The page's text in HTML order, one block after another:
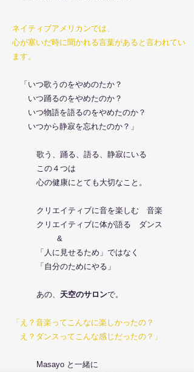
ネイティブアメリカンでは、
心が塞いだ時に聞かれる言葉があると言われてい
ます。
「いつ歌うのをやめのたか？
いつ踊るのをやめたのか？
いつ物語を語るのをやめたのか？
いつから静寂を忘れたのか？」
歌う、踊る、語る、静寂にいる
この４つは
心の健康にとても大切なこと。
クリエイティブに音を楽しむ 音楽
クリエイティブに体が語る ダンス
&
「人に見せるため」ではなく
「自分のためにやる」
あの、 天空のサロンで。
「え？音楽ってこんなに楽しかったの？
え？ダンスってこんな感じだったの？」
Masayo と一緒に